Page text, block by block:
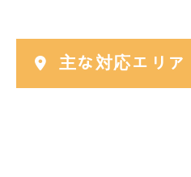
主な対応エリア